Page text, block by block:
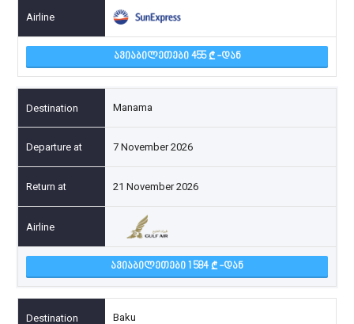
ᲐᲕᲘᲐᲑᲘᲚᲔᲗᲔᲑᲘ 455 -ᲓᲐᲜ
Manama
7 November 2026
21 November 2026
ᲐᲕᲘᲐᲑᲘᲚᲔᲗᲔᲑᲘ 1 584 -ᲓᲐᲜ
Baku